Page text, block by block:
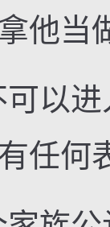
他当
进
任何